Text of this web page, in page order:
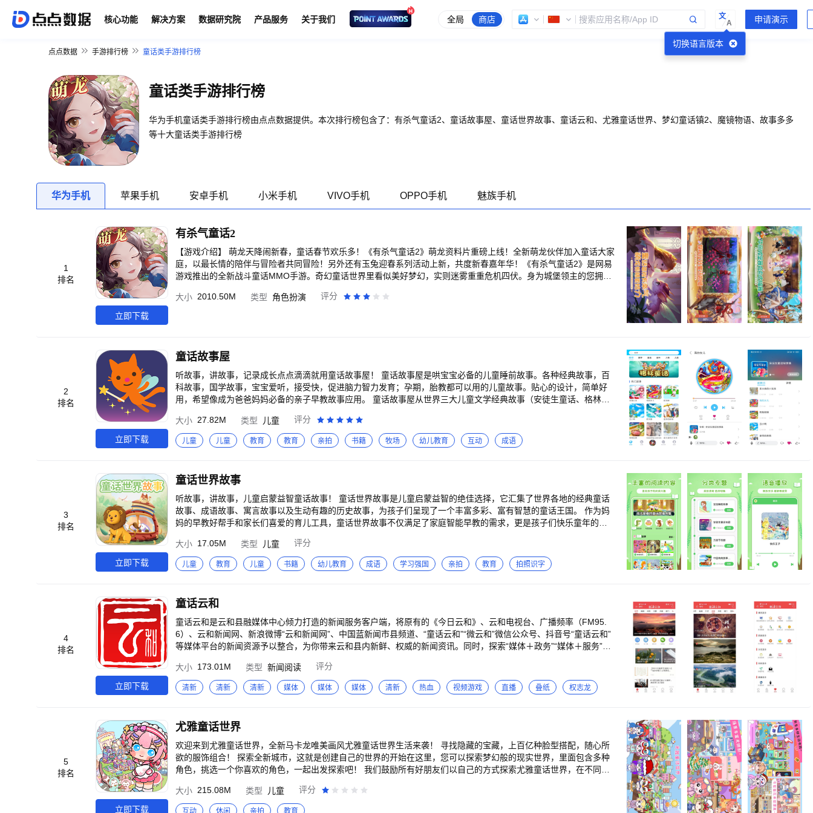
核心功能 解决方案 数据研究院 产品服务 关于我们 全局 商店
切换语言版本
文
A
点点数据 手游排行榜 童话类手游排行榜
童话类手游排行榜
华为手机童话类手游排行榜由点点数据提供。本次排行榜包含了：有杀气童话2、童话故事屋、童话世界故事、童话云和、尤雅童话世界、梦幻童话镇2、魔镜物语、故事多多
等十大童话类手游排行榜
华为手机 苹果手机 安卓手机 小米手机 VIVO手机 OPPO手机 魅族手机
1
排名
立即下载
有杀气童话2
【游戏介绍】 萌龙天降闹新春，童话春节欢乐多！《有杀气童话2》萌龙资料片重磅上线！全新萌龙伙伴加入童话大家
庭，以最长情的陪伴与冒险者共同冒险！另外还有玉兔迎春系列活动上新，共度新春嘉年华！《有杀气童话2》是网易
游戏推出的全新战斗童话MMO手游。奇幻童话世界里看似美好梦幻，实则迷雾重重危机四伏。身为城堡领主的您拥有
话里的公主王子化身您的忠诚伙伴，陪伴您热血战斗对抗黑暗魔法，开启充满奇幻体验的童话冒险旅程。 【游戏特
回收，轻松致富！ 9、百人族战 主副双战场，百人大乱斗！ 10、百变时装 服饰坐骑随心搭，可甜可咸！
大小 2010.50M 类型 角色扮演 评分
2
排名
立即下载
童话故事屋
听故事，讲故事，记录成长点点滴滴就用童话故事屋！ 童话故事屋是哄宝宝必备的儿童睡前故事。各种经典故事，百
科故事，国学故事，宝宝爱听，接受快，促进脑力智力发育；孕期，胎教都可以用的儿童故事。贴心的设计，简单好
用，希望像成为爸爸妈妈必备的亲子早教故事应用。 童话故事屋从世界三大儿童文学经典故事（安徒生童话、格林童
计、用心打造，令宝宝百听不厌，寓教于乐，可以帮助宝宝睡眠，也可以让孩子在故事中有所收获并对阅读产生兴
趣，促进脑力智力发育。 具体儿童故事内容包括： 经典童话故事、神话故事、寓言故事、儿歌、钢琴胎教音乐、轻音
乐、成语故事、百科故事、国学故事、经典唐诗、儿童英语、绘本故事。 童话故事屋还提供了宝贝秀功能，让孩子可
的目标！ 童话故事屋，有爱的睡前故事，哄娃必备哦！
大小 27.82M 类型 儿童 评分
儿童 儿童 教育 教育 亲拍 书籍 牧场 幼儿教育 互动 成语
3
排名
立即下载
童话世界故事
听故事，讲故事，儿童启蒙益智童话故事！ 童话世界故事是儿童启蒙益智的绝佳选择，它汇集了世界各地的经典童话
故事、成语故事、寓言故事以及生动有趣的历史故事，为孩子们呈现了一个丰富多彩、富有智慧的童话王国。 作为妈
妈的早教好帮手和家长们喜爱的育儿工具，童话世界故事不仅满足了家庭智能早教的需求，更是孩子们快乐童年的必
经过精心挑选和打磨，以寓教于乐的方式，帮助孩子们在愉悦的氛围中入睡，同时在故事中汲取知识和智慧，激发他
们的阅读兴趣，促进脑力智力的发展。 童话世界故事的内容丰富多样，包括经典童话故事、神话故事、寓言故事、儿
歌、钢琴胎教音乐、轻音乐、成语故事、百科故事、国学故事、经典唐诗等，为孩子们提供了全面的启蒙教育。 让孩
限可能。童话世界故事是送给孩子们的一份珍贵礼物，陪伴他们度过一个快乐而充实的童年。 此外，童话世界故事还
持续更新海量内容，确保孩子们总能听到新鲜有趣的故事和儿歌。快来让童话世界故事成为您家庭的温馨之夜，让孩
子们在有爱的睡前故事中甜蜜入梦吧！
大小 17.05M 类型 儿童 评分
儿童 教育 儿童 书籍 幼儿教育 成语 学习强国 亲拍 教育 拍照识字
4
排名
立即下载
童话云和
童话云和是云和县融媒体中心倾力打造的新闻服务客户端，将原有的《今日云和》、云和电视台、广播频率（FM95.
6）、云和新闻网、新浪微博“云和新闻网”、中国蓝新闻市县频道、“童话云和”“微云和”微信公众号、抖音号“童话云和”
等媒体平台的新闻资源予以整合，为你带来云和县内新鲜、权威的新闻资讯。同时，探索“媒体＋政务”“媒体＋服务”等
大小 173.01M 类型 新闻阅读 评分
清新 清新 清新 媒体 媒体 媒体 清新 热血 视频游戏 直播 叠纸 权志龙
5
排名
立即下载
尤雅童话世界
欢迎来到尤雅童话世界，全新马卡龙唯美画风尤雅童话世界生活来袭！ 寻找隐藏的宝藏，上百亿种脸型搭配，随心所
欲的服饰组合！ 探索全新城市，这就是创建自己的世界的开始在这里，您可以探索梦幻般的现实世界，里面包含多种
角色，挑选一个你喜欢的角色，一起出发探索吧！ 我们鼓励所有好朋友们以自己的方式探索尤雅童话世界，在不同的
的故事。解锁世界场景，您将有机会访问尤雅童话世界的各个位置~在市中心，郊区，港口和岛屿你将收获各种新奇体
验！ 这一次，我们准备了多个合集，应有尽有！ 寻找隐藏的宝藏，上百亿种脸型搭配，随心所欲的服饰组合！ －－－
大小 215.08M 类型 儿童 评分
互动 休闲 亲拍 教育